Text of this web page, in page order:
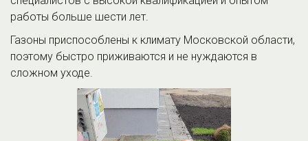
работы больше шести лет.
Газоны приспособлены к климату Московской области,
поэтому быстро приживаются и не нуждаются в
сложном уходе.